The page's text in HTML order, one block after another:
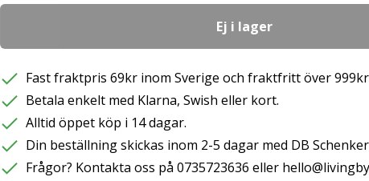
Ej i lager
Fast fraktpris 69kr inom Sverige och fraktfritt över
Betala enkelt med Klarna, Swish eller kort.
Alltid öppet köp i 14 dagar.
Din beställning skickas inom 2-5 dagar med DB
Frågor? Kontakta oss på 0735723636 eller